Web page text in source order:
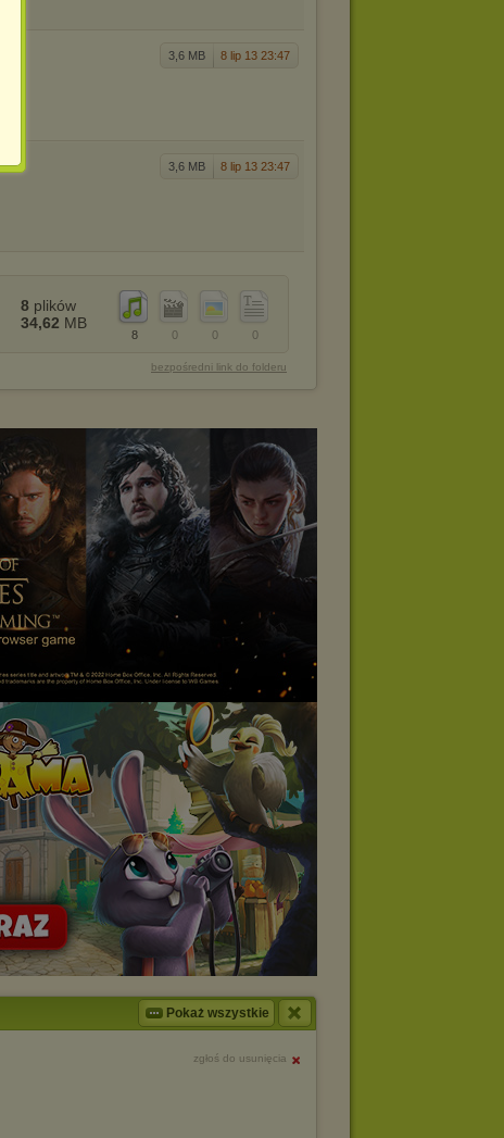
3,6 MB 8 lip 13 23:47
3,6 MB 8 lip 13 23:47
0
0
0
8
8 plików
34,62 MB
bezpośredni link do folderu
Pokaż wszystkie
zgłoś do usunięcia